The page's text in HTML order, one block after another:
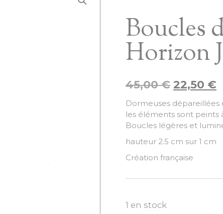
Boucles
Horizon
45,00€ 22,50 €
Dormeuses
les éléments sont peints
Boucles légères et
hauteur 2.5 cm sur 1 cm
Création française
1 en stock